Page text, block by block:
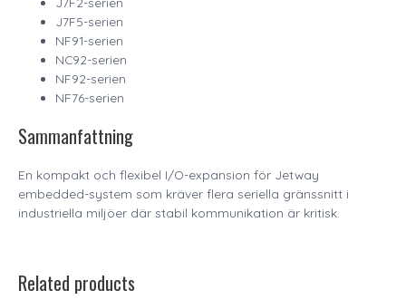
J7F5-serien
NF91-serien
NC92-serien
NF92-serien
NF76-serien
Sammanfattning
En kompakt och flexibel I/O-expansion för Jetway
embedded-system som kräver flera seriella gränssnitt i
industriella miljöer där stabil kommunikation är kritisk.
Related products